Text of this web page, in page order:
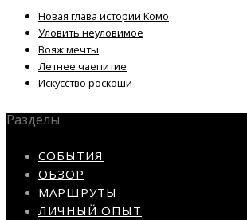
Новая глава истории Комо
Уловить неуловимое
Вояж мечты
Летнее чаепитие
Искусство роскоши
Разделы
СОБЫТИЯ
ОБЗОР
МАРШРУТЫ
ЛИЧНЫЙ ОПЫТ